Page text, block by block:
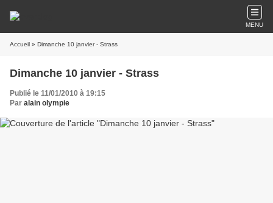
MENU
Accueil » Dimanche 10 janvier - Strass
Dimanche 10 janvier - Strass
Publié le 11/01/2010 à 19:15
Par alain olympie